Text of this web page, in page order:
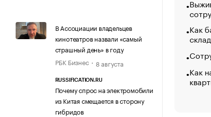
В Ассоциации владельцев
кинотеатров назвали «самый
страшный день» в году
РБК Бизнес
8 августа
RUSSIFICATION.RU
Почему спрос на электромобили
из Китая смещается в сторону
гибридов
Как
Как